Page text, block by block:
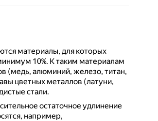
материалы, для которых
10%. К таким материалам
(медь, алюминий, железо, титан,
цветных металлов (латуни,
стали.
остаточное удлинение
например,